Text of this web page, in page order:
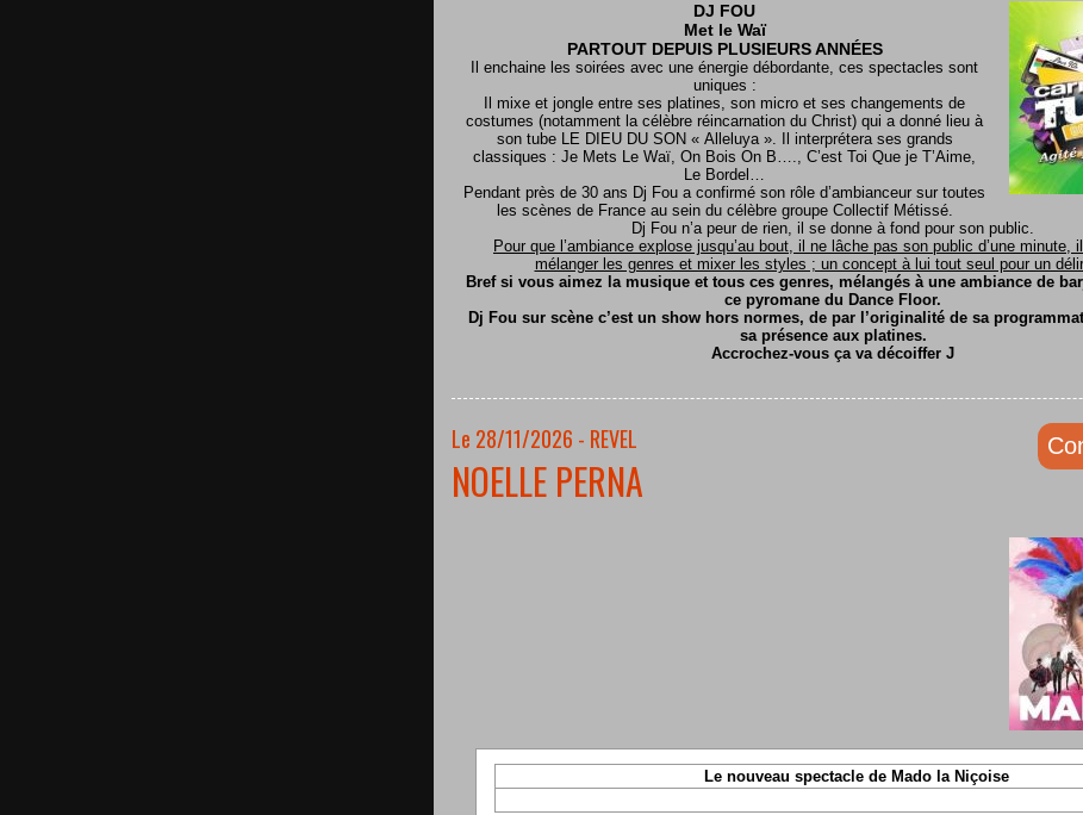
DJ FOU
Met le Waï
PARTOUT DEPUIS PLUSIEURS ANNÉES
Il enchaine les soirées avec une énergie débordante, ces spectacles sont
uniques :
Il mixe et jongle entre ses platines, son micro et ses changements de
costumes (notamment la célèbre réincarnation du Christ) qui a donné lieu à
son tube LE DIEU DU SON « Alleluya ». Il interprétera ses grands
classiques : Je Mets Le Waï, On Bois On B…., C’est Toi Que je T’Aime,
Le Bordel…
Pendant près de 30 ans Dj Fou a confirmé son rôle d’ambianceur sur toutes
les scènes de France au sein du célèbre groupe Collectif Métissé.
Dj Fou n’a peur de rien, il se donne à fond pour son public.
Pour que l’ambiance explose jusqu’au bout, il ne lâche pas son public d’une minute,
mélanger les genres et mixer les styles ; un concept à lui tout seul pour un
Bref si vous aimez la musique et tous ces genres, mélangés à une ambiance de
ce pyromane du Dance Floor.
Dj Fou sur scène c’est un show hors normes, de par l’originalité de sa
sa présence aux platines.
Accrochez-vous ça va décoiffer J
Le 28/11/2026 - REVEL
NOELLE PERNA
Le nouveau spectacle de Mado la Niçoise